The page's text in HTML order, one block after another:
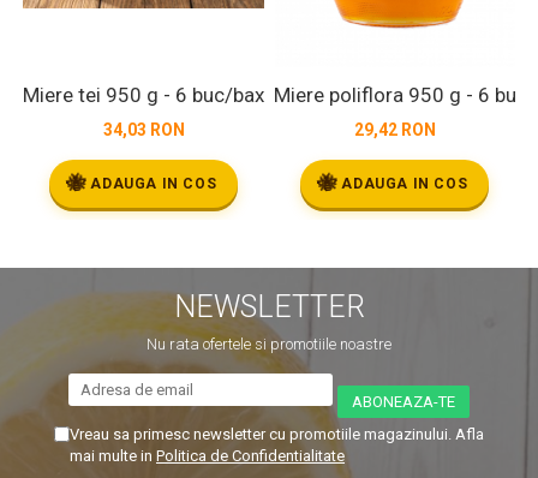
Miere tei 950 g - 6 buc/bax
34,03 RON
🐝ADAUGA IN COS
Miere poliflora 950 g - 6
29,42 RON
🐝ADAUGA IN COS
NEWSLETTER
Nu rata ofertele si promotiile noastre
Vreau sa primesc newsletter cu promotiile magazinului. Afla
mai multe in Politica de Confidentialitate